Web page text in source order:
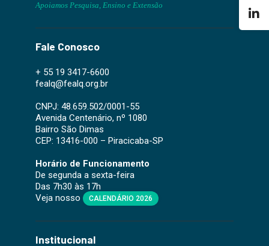
Apoiamos Pesquisa, Ensino e Extensão
Fale Conosco
+ 55 19 3417-6600
fealq@fealq.org.br
CNPJ: 48.659.502/0001-55
Avenida Centenário, nº 1080
Bairro São Dimas
CEP: 13416-000 – Piracicaba-SP
Horário de Funcionamento
De segunda a sexta-feira
Das 7h30 às 17h
Veja nosso
CALENDÁRIO 2026
Institucional